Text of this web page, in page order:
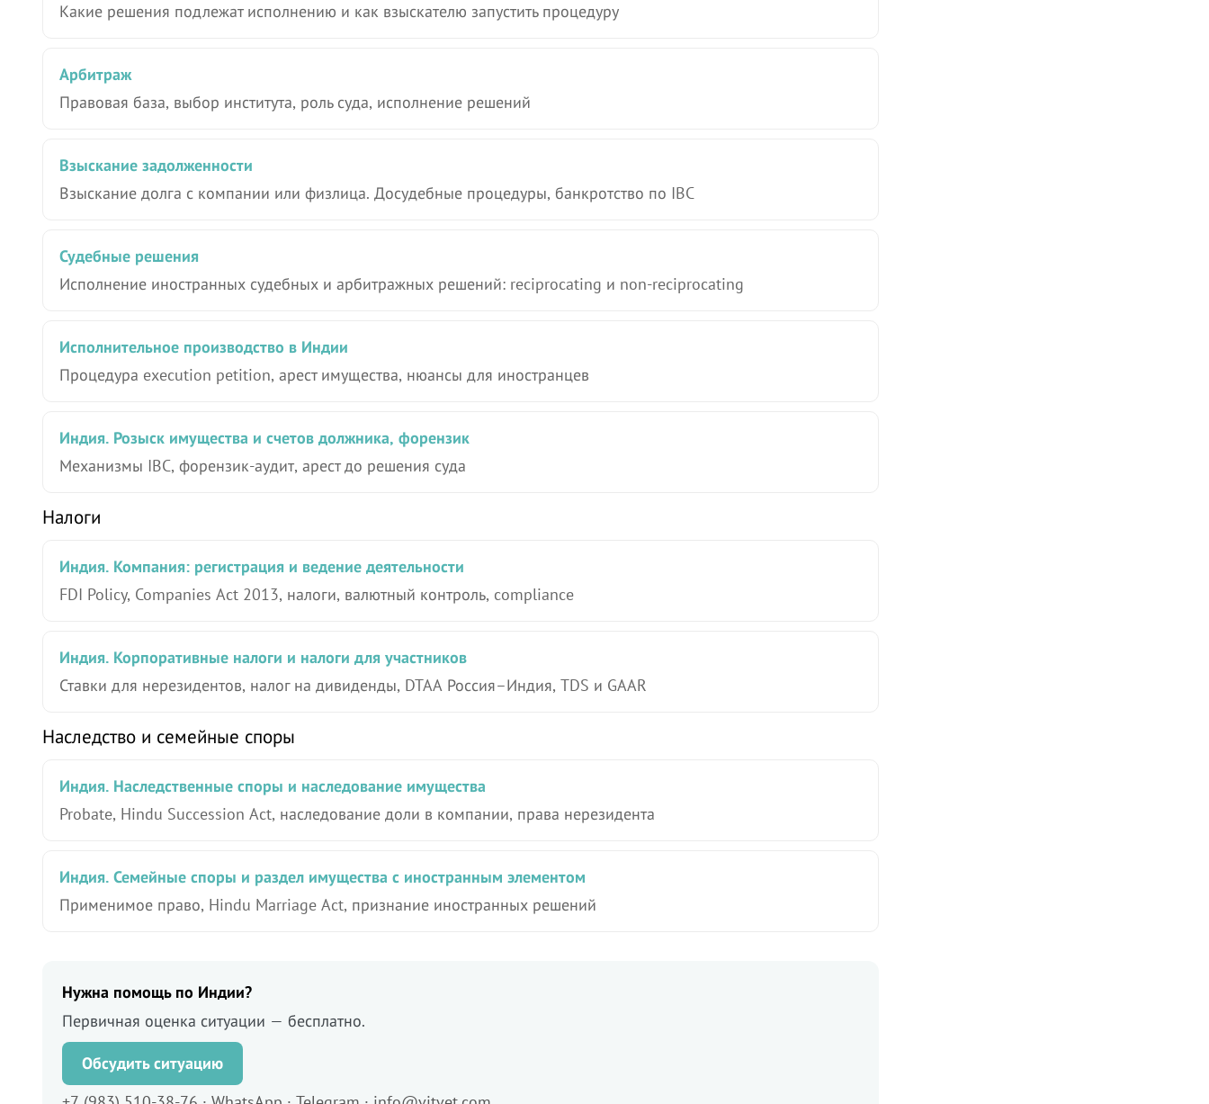
Какие решения подлежат исполнению и как взыскателю запустить процедуру
Арбитраж
Правовая база, выбор института, роль суда, исполнение решений
Взыскание задолженности
Взыскание долга с компании или физлица. Досудебные процедуры, банкротство по IBC
Судебные решения
Исполнение иностранных судебных и арбитражных решений: reciprocating и non-reciprocating
Исполнительное производство в Индии
Процедура execution petition, арест имущества, нюансы для иностранцев
Индия. Розыск имущества и счетов должника, форензик
Механизмы IBC, форензик-аудит, арест до решения суда
Налоги
Индия. Компания: регистрация и ведение деятельности
FDI Policy, Companies Act 2013, налоги, валютный контроль, compliance
Индия. Корпоративные налоги и налоги для участников
Ставки для нерезидентов, налог на дивиденды, DTAA Россия–Индия, TDS и GAAR
Наследство и семейные споры
Индия. Наследственные споры и наследование имущества
Probate, Hindu Succession Act, наследование доли в компании, права нерезидента
Индия. Семейные споры и раздел имущества с иностранным элементом
Применимое право, Hindu Marriage Act, признание иностранных решений
Нужна помощь по Индии?
Первичная оценка ситуации — бесплатно.
Обсудить ситуацию